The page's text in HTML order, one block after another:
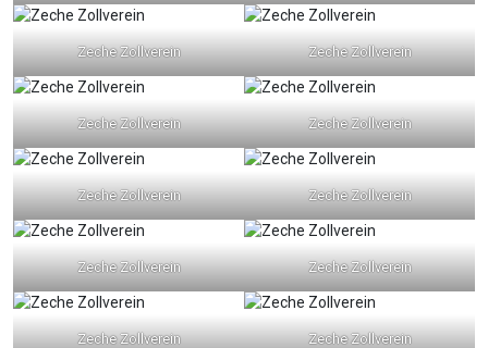
Zeche Zollverein Zeche Zollverein
Zeche Zollverein Zeche Zollverein
Zeche Zollverein Zeche Zollverein
Zeche Zollverein Zeche Zollverein
Zeche Zollverein Zeche Zollverein